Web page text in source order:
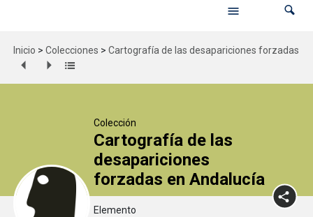
Inicio > Colecciones > Cartografía de las desapariciones forzadas
Colección
Cartografía de las
desapariciones
forzadas en Andalucía
Elemento